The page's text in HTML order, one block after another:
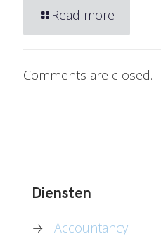
Read more
Comments are closed.
Diensten
→
Accountancy